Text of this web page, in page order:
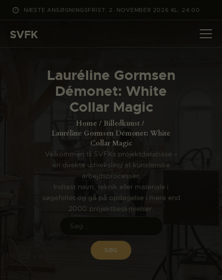
NÆSTE ANSØGNINGSFRIST: 2. NOVEMBER 2026 KL. 24:00
SVFK
Lauréline Gormsen
Démonet: White
Collar Magic
Home
Billedkunst
Lauréline Gormsen Démonet: White
Collar Magic
Velkommen til SVFKs projektdatabase –
en direkte udveksling af kunsteriske
arbejdsprocesser.
Indtast navn, teknik eller materiale i
søgefeltet og gå på opdagelse i mere end
2000 projektbeskrivelser.
DET SKER
PROJEKTER
CHANNEL
OM SVFK